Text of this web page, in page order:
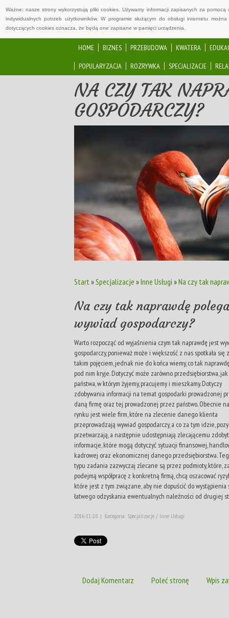
Ważne: nasze strony wykorzystują pliki cookies. Używamy informacji zapisanych za
indywidualnych potrzeb użytkowników. W programie służącym do obsługi internetu
dotyczących cookies oznacza, że będą one zapisane w pamięci urządzenia.
HOME BIZNES PRZEBUDOWA KWATERA
POPULARYZACJA
ROZRYWKA SPECJALIZACJE
NA CZY TAK
GOSPODARCZY?
Start »Specjalizacje »Inne Usługi »Na czy tak
Na czy tak naprawdę polega
wywiad gospodarczy?
Warto rozpocząć od wyjaśnienia czym tak naprawdę jest
gospodarczy, ponieważ może i większość z nas spotkała się z
takim pojęciem, jednak nie do końca wiemy, co tak
pod nim kryje. Dotyczyć może zarówno przedsiębiorstwa,
państwa, w którym żyjemy, pracujemy i mieszkamy. Dotyczy
zdobywania informacji na temat gospodarki prowadzonej
daną firmę oraz tej prowadzonej przez państwo. Obecnie na
rynku jest wiele firm, które na zlecenie danego klienta
przeprowadzają wywiad gospodarczy, a co za tym idzie,
przetwarzają, a następnie udostępniają zlecającemu
informacje, które mogą dotyczyć sytuacji finansowej,
kadrowej oraz ekonomicznej danego przedsiębiorstwa.
typu zadania zazwyczaj zlecane są przez podmioty, które,
podejmą współpracę z konkretną firmą, chcą oszacować
które jest z tym związane, aby nie dopuścić do wystąpienia
łatwego odzyskania ewentualnych należności od drugiej
2016-11-28 | Kategoria: Specjalizacje / Inne Usługi
Dodaj Komentarz Poleć stronę Wpis